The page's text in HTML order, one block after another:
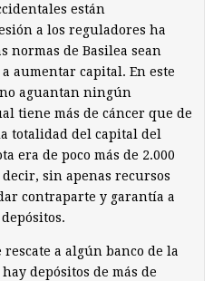
están
a los reguladores ha
normas de Basilea sean
aumentar capital. En este
aguantan ningún
tiene más de cáncer que de
totalidad del capital del
era de poco más de 2.000
sin apenas recursos
contraparte y garantía a
a algún banco de la
depósitos de más de